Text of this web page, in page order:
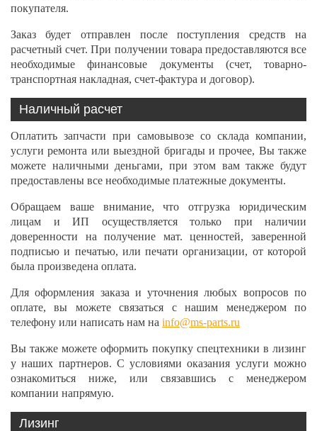
покупателя.
Заказ будет отправлен после поступления средств на
расчетный счет. При получении товара предоставляются все
необходимые финансовые документы (счет, товарно-
транспортная накладная, счет-фактура и договор).
Наличный расчет
Оплатить запчасти при самовывозе со склада компании,
услуги ремонта или выездной бригады и прочее, Вы также
можете наличными деньгами, при этом вам также будут
предоставлены все необходимые платежные документы.
Обращаем ваше внимание, что отгрузка юридическим
лицам и ИП осуществляется только при наличии
доверенности на получение мат. ценностей, заверенной
подписью и печатью, или печати организации, от которой
была произведена оплата.
Для оформления заказа и уточнения любых вопросов по
оплате, вы можете связаться с нашим менеджером по
телефону или написать нам на info@ms-parts.ru
Вы также можете оформить покупку спецтехники в лизинг
у наших партнеров. С условиями оказания услуги можно
ознакомиться ниже, или связавшись с менеджером
компании напрямую.
Лизинг